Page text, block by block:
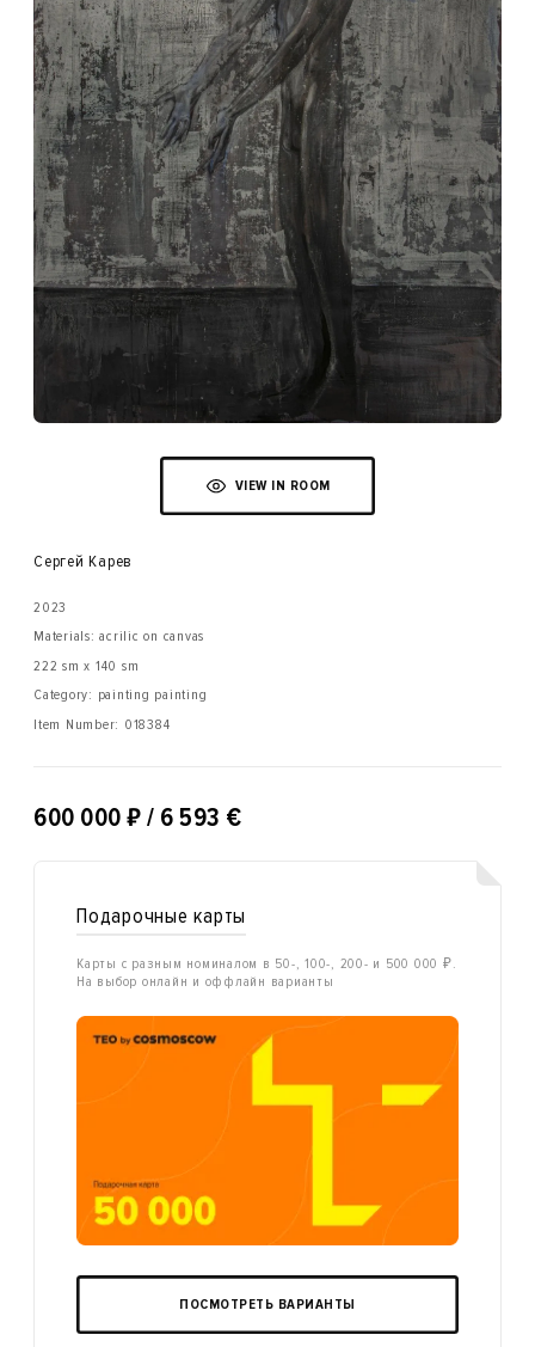
VIEW IN ROOM
Сергей Карев
2023
Materials: acrilic on canvas
222 sm x 140 sm
Category: painting painting
Item Number: 018384
600 000 ₽ / 6 593 €
Подарочные карты
Карты с разным номиналом в 50-, 100-, 200- и 500 000 ₽.
На выбор онлайн и оффлайн варианты
ПОСМОТРЕТЬ ВАРИАНТЫ